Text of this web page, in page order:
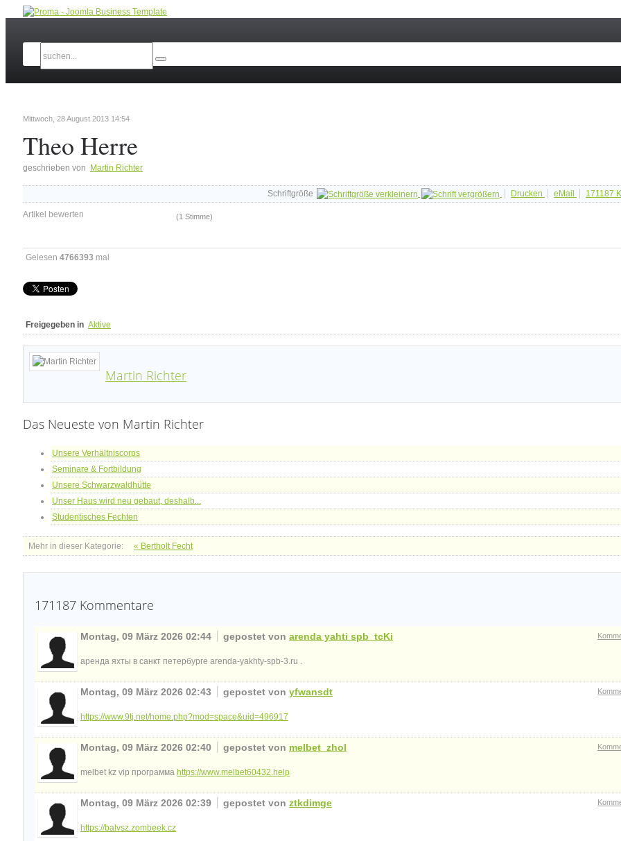
Mittwoch, 28 August 2013 14:54
Theo Herre
geschrieben von Martin Richter
Schriftgröße Drucken eMail 171187
Artikel bewerten (1 Stimme)
Gelesen 4766393 mal
Freigegeben in Aktive
Martin Richter
Das Neueste von Martin Richter
Unsere Verhältniscorps
Seminare & Fortbildung
Unsere Schwarzwaldhütte
Unser Haus wird neu gebaut, deshalb...
Studentisches Fechten
Mehr in dieser Kategorie: « Bertholt Fecht
171187 Kommentare
Montag, 09 März 2026 02:44 gepostet von arenda yahti spb_tcKi
аренда яхты в санкт петербурге arenda-yakhty-spb-3.ru .
Montag, 09 März 2026 02:43 gepostet von yfwansdt
https://www.9tj.net/home.php?mod=space&uid=496917
Montag, 09 März 2026 02:40 gepostet von melbet_zhol
melbet kz vip программа https://www.melbet60432.help
Montag, 09 März 2026 02:39 gepostet von ztkdimge
https://balvsz.zombeek.cz